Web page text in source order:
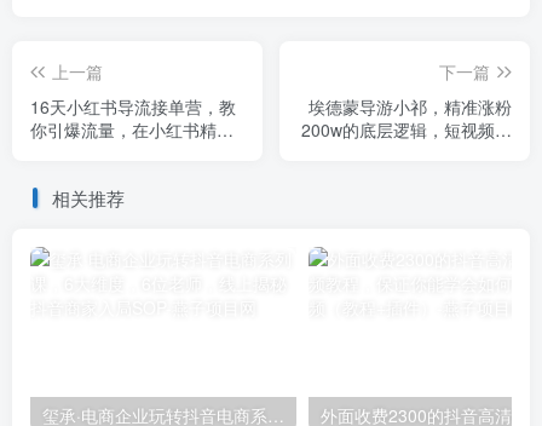
上一篇
16天小红书导流接单营，教
你引爆流量，在小红书精准
下一篇
埃德蒙导游小祁，精准涨粉
200w的底层逻辑，短视频营
相关推荐
玺承·电商企业玩转抖音电商系列课，6大维度，6位老师，线上揭秘抖音商家入局SOP